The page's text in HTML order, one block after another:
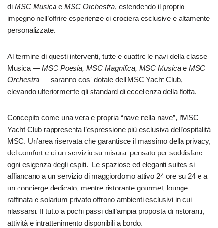
di MSC Musica e MSC Orchestra, estendendo il proprio
impegno nell’offrire esperienze di crociera esclusive e altamente
personalizzate.
Al termine di questi interventi, tutte e quattro le navi della classe
Musica — MSC Poesia, MSC Magnifica, MSC Musica e MSC
Orchestra — saranno così dotate dell’MSC Yacht Club,
elevando ulteriormente gli standard di eccellenza della flotta.
Concepito come una vera e propria “nave nella nave”, l’MSC
Yacht Club rappresenta l’espressione più esclusiva dell’ospitalità
MSC. Un’area riservata che garantisce il massimo della privacy,
del comfort e di un servizio su misura, pensato per soddisfare
ogni esigenza degli ospiti. Le spaziose ed eleganti suites si
affiancano a un servizio di maggiordomo attivo 24 ore su 24 e a
un concierge dedicato, mentre ristorante gourmet, lounge
raffinata e solarium privato offrono ambienti esclusivi in cui
rilassarsi. Il tutto a pochi passi dall’ampia proposta di ristoranti,
attività e intrattenimento disponibili a bordo.